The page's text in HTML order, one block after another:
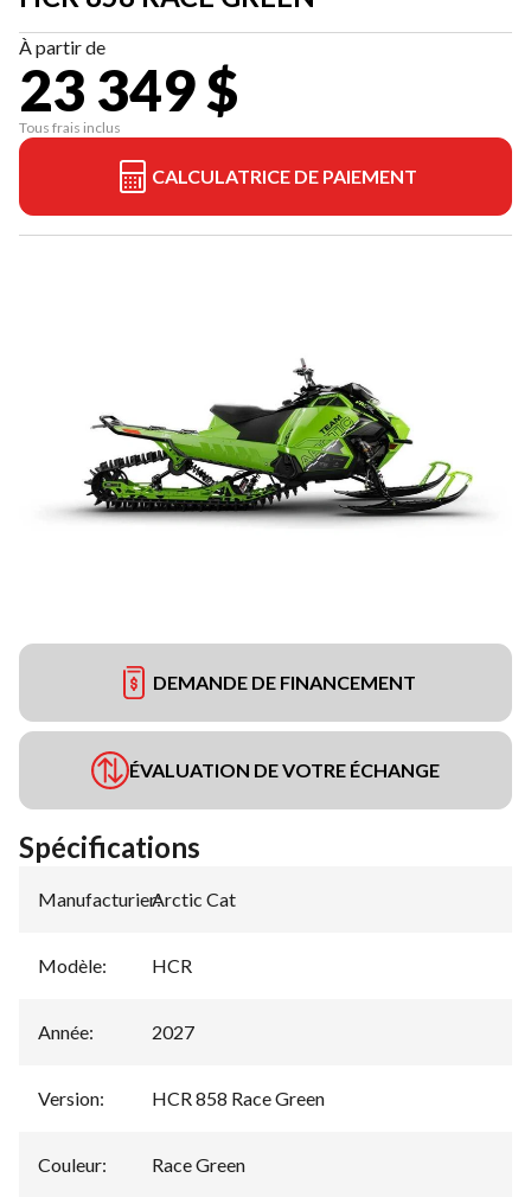
À partir de
23 349 $
Tous frais inclus
CALCULATRICE DE PAIEMENT
DEMANDE DE FINANCEMENT
ÉVALUATION DE VOTRE ÉCHANGE
Spécifications
Manufacturier:
Arctic Cat
Modèle: HCR
Année: 2027
Version: HCR 858 Race Green
Couleur: Race Green